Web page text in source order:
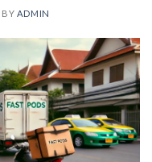
BY ADMIN